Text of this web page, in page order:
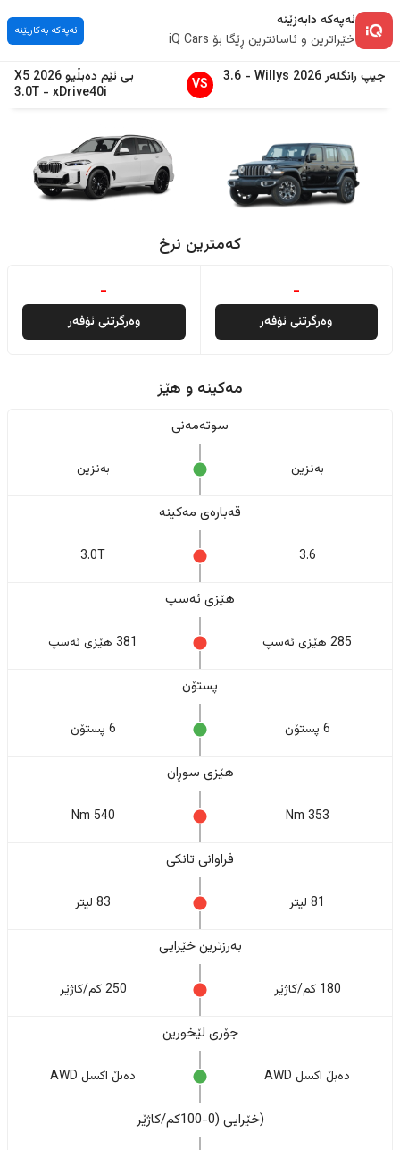
ئەپەکە دابەزێنە
خێراترین و ئاسانترین ڕێگا بۆ iQ Cars
ئەپەکە بەکاربێنە
جیپ رانگلەر2026
Willys
-
3.6
VS بی ئێم دەبڵیو X5 2026
xDrive40i
-
3.0T
کەمترین نرخ
-
وەرگرتنی ئۆفەر
-
وەرگرتنی ئۆفەر
مەکینە و هێز
سوتەمەنی
بەنزین بەنزین
قەبارەی مەکینە
3.6
3.0T
هێزی ئەسپ
285 هێزی ئەسپ 381 هێزی ئەسپ
پستۆن
6 پستۆن 6 پستۆن
هێزی سوڕان
353 Nm
540 Nm
فراوانی تانکی
81 لیتر 83 لیتر
بەرزترین خێرایی
180 کم/کاژێر 250 کم/کاژێر
جۆری لێخورین
دەبڵ اکسل AWD دەبڵ اکسل AWD
(خێرایی (0-100کم/کاژێر